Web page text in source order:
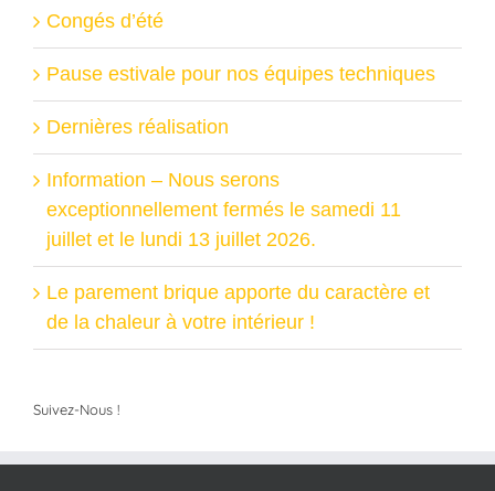
Congés d’été
Pause estivale pour nos équipes techniques
Dernières réalisation
Information – Nous serons
exceptionnellement fermés le samedi 11
juillet et le lundi 13 juillet 2026.
Le parement brique apporte du caractère et
de la chaleur à votre intérieur !
Suivez-Nous !